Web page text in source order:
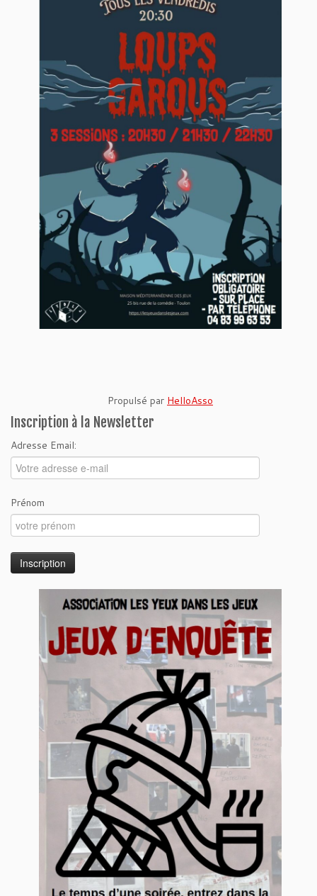
Propulsé par HelloAsso
Inscription à la Newsletter
Adresse Email:
Prénom